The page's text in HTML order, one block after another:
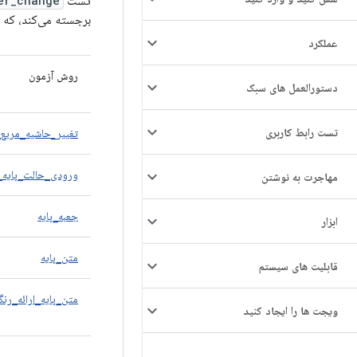
عملکرد
دستورالعمل های سبک
تست رابط کاربری
مهاجرت به نوشتن
ابزار
قابلیت های سیستم
ویجت ها را ایجاد کنید
برجسته می‌کند، که منجر به کاهش
روش آزمون
جعبه_پایه
متن_پایه